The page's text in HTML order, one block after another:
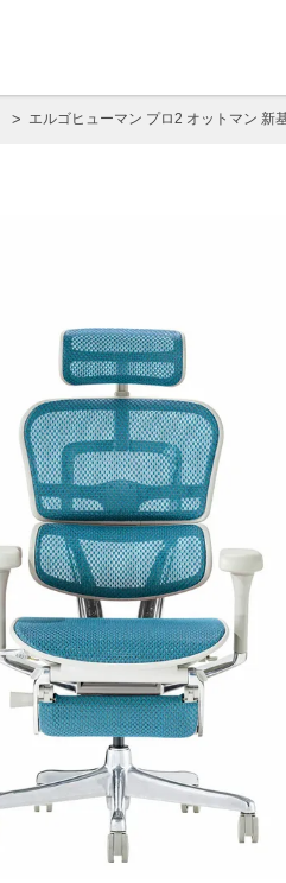
エルゴヒューマン プロ2 オットマン 新